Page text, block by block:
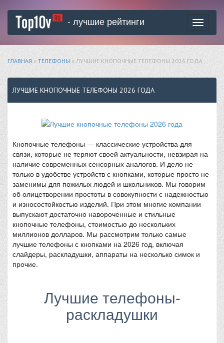
Toggle
- лучшие рейтинги
ГЛАВНАЯ »ТЕЛЕФОНЫ» ЛУЧШИЕ КНОПОЧНЫЕ ТЕЛЕФОНЫ 2026 ГОДА
ЛУЧШИЕ КНОПОЧНЫЕ ТЕЛЕФОНЫ 2026 ГОДА
Кнопочные телефоны — классические устройства для
связи, которые не теряют своей актуальности, невзирая на
наличие современных сенсорных аналогов. И дело не
только в удобстве устройств с кнопками, которые просто не
заменимы для пожилых людей и школьников. Мы говорим
об олицетворении простоты в совокупности с надежностью
и износостойкостью изделий. При этом многие компании
выпускают достаточно навороченные и стильные
кнопочные телефоны, стоимостью до нескольких
миллионов долларов. Мы рассмотрим только самые
лучшие телефоны с кнопками на 2026 год, включая
слайдеры, раскладушки, аппараты на несколько симок и
прочие.
Лучшие телефоны-
раскладушки